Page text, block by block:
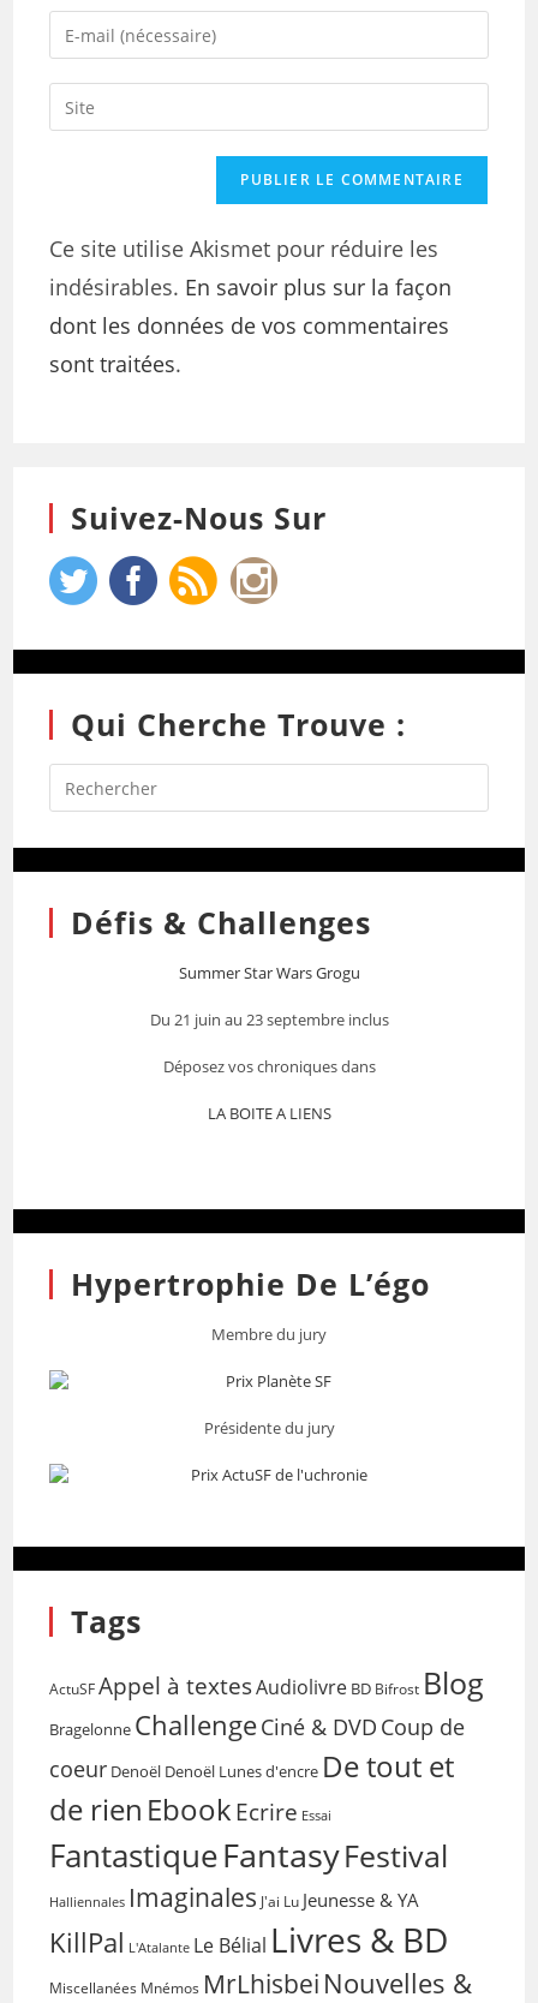
Ce site utilise Akismet pour réduire les
indésirables. En savoir plus sur la façon
dont les données de vos commentaires
sont traitées.
Suivez-Nous Sur
Qui Cherche Trouve :
Défis & Challenges
Summer Star Wars Grogu
Du 21 juin au 23 septembre inclus
Déposez vos chroniques dans
LA BOITE A LIENS
Hypertrophie De L’égo
Membre du jury
Présidente du jury
Tags
ActuSF Appel à textesAudiolivre BD Bifrost Blog
Bragelonne ChallengeCiné & DVD Coup de
coeur Denoël Denoël Lunes d'encre De tout et
de rien EbookEcrire Essai
FantastiqueFantasyFestival
Halliennales Imaginales J'ai Lu Jeunesse & YA
KillPal L'Atalante Le Bélial Livres & BD
Miscellanées Mnémos MrLhisbei Nouvelles &